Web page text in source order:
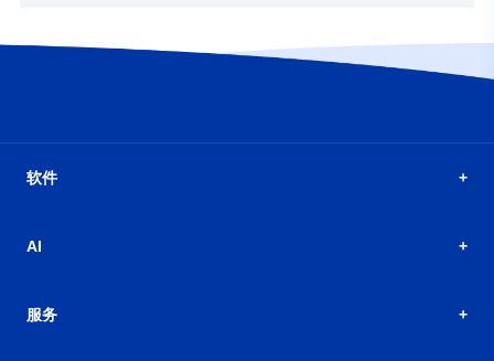
软件
AI
服务